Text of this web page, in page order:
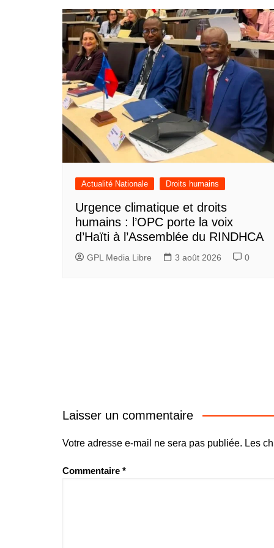
l’article
Actualité Nationale Droits humains
Urgence climatique et droits
humains : l’OPC porte la voix
d’Haïti à l’Assemblée du RINDHCA
GPL Media Libre 3 août 2026 0
Laisser un commentaire
Votre adresse e-mail ne sera pas publiée. Les
Commentaire *